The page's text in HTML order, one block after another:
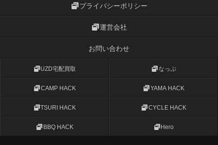
プライバシーポリシー
運営会社
お問い合わせ
UZD宅配買取 なっぷ
CAMP HACK YAMA HACK
TSURI HACK CYCLE HACK
BBQ HACK Hero